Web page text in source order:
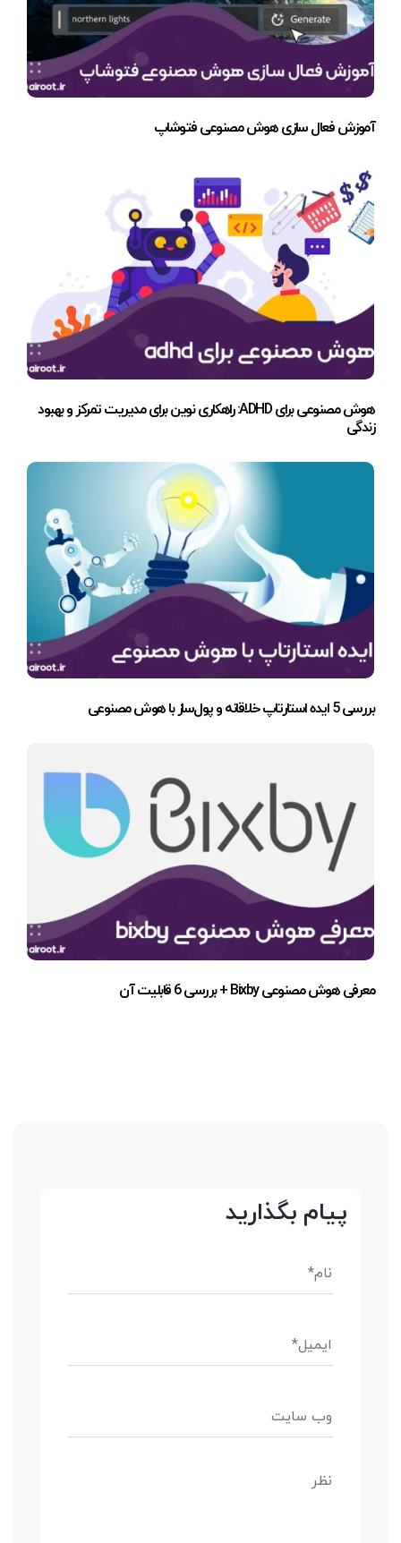
آموزش فعال سازی هوش مصنوعی فتوشاپ
هوش مصنوعی برای ADHD: راهکاری نوین برای مدیریت تمرکز و بهبود
زندگی
بررسی 5 ایده استارتاپ خلاقانه و پول‌ساز با هوش مصنوعی
معرفی هوش مصنوعی Bixby + بررسی 6 قابلیت آن
پیام بگذارید